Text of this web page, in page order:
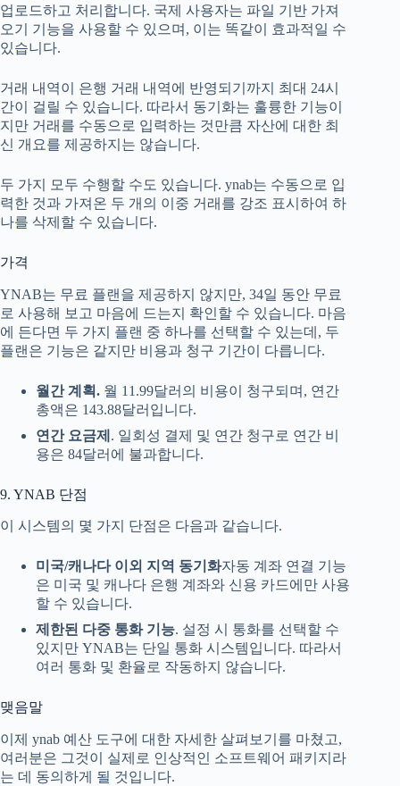
업로드하고 처리합니다. 국제 사용자는 파일 기반 가져
오기 기능을 사용할 수 있으며, 이는 똑같이 효과적일 수
있습니다.
거래 내역이 은행 거래 내역에 반영되기까지 최대 24시
간이 걸릴 수 있습니다. 따라서 동기화는 훌륭한 기능이
지만 거래를 수동으로 입력하는 것만큼 자산에 대한 최
신 개요를 제공하지는 않습니다.
두 가지 모두 수행할 수도 있습니다. ynab는 수동으로 입
력한 것과 가져온 두 개의 이중 거래를 강조 표시하여 하
나를 삭제할 수 있습니다.
가격
YNAB는 무료 플랜을 제공하지 않지만, 34일 동안 무료
로 사용해 보고 마음에 드는지 확인할 수 있습니다. 마음
에 든다면 두 가지 플랜 중 하나를 선택할 수 있는데, 두
플랜은 기능은 같지만 비용과 청구 기간이 다릅니다.
월간 계획. 월 11.99달러의 비용이 청구되며, 연간
총액은 143.88달러입니다.
연간 요금제 . 일회성 결제 및 연간 청구로 연간 비
용은 84달러에 불과합니다.
9. YNAB 단점
이 시스템의 몇 가지 단점은 다음과 같습니다.
미국/캐나다 이외 지역 동기화자동 계좌 연결 기능
은 미국 및 캐나다 은행 계좌와 신용 카드에만 사용
할 수 있습니다.
제한된 다중 통화 기능. 설정 시 통화를 선택할 수
있지만 YNAB는 단일 통화 시스템입니다. 따라서
여러 통화 및 환율로 작동하지 않습니다.
맺음말
이제 ynab 예산 도구에 대한 자세한 살펴보기를 마쳤고,
여러분은 그것이 실제로 인상적인 소프트웨어 패키지라
는 데 동의하게 될 것입니다.